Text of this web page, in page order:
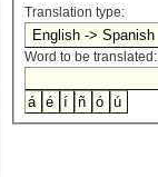
Translation type:
Word to be translated: